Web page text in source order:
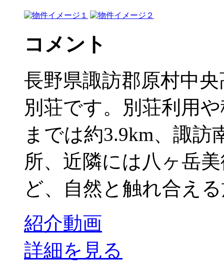
コメント
長野県諏訪郡原村中
別荘です。別荘利用
までは約3.9km、諏
所、近隣には八ヶ岳
ど、自然と触れ合え
紹介動画
詳細を見る